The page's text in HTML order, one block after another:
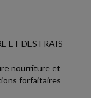
ET DES FRAIS
nourriture et
forfaitaires